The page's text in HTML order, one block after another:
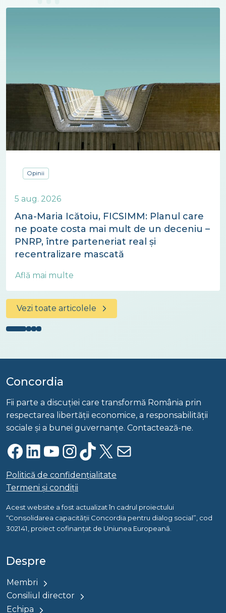
Opinii
5 aug. 2026
Ana-Maria Icătoiu, FICSIMM: Planul care
ne poate costa mai mult de un deceniu –
PNRP, între parteneriat real și
recentralizare mascată
Află mai multe
Vezi toate articolele
Concordia
Fii parte a discuției care transformă România prin
respectarea libertății economice, a responsabilității
sociale și a bunei guvernanțe. Contactează-ne.
Facebook LinkedIn YouTube InstagramTikTok X Mail
Politică de confidențialitate
Termeni și condiții
Acest website a fost actualizat în cadrul proiectului
“Consolidarea capacității Concordia pentru dialog social”, cod
302141, proiect cofinanțat de Uniunea Europeană.
Despre
Membri
Consiliul director
Echipa